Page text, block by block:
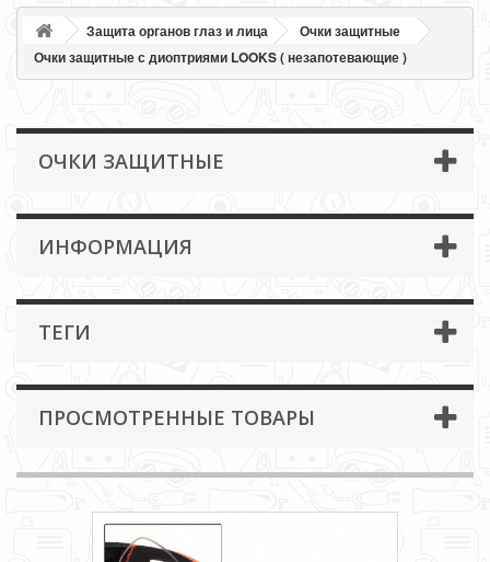
Защита органов глаз и лица
Очки защитные
Очки защитные с диоптриями LOOKS ( незапотевающие )
ОЧКИ ЗАЩИТНЫЕ
ИНФОРМАЦИЯ
ТЕГИ
ПРОСМОТРЕННЫЕ ТОВАРЫ